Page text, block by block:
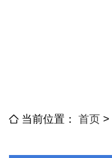
当前位置： 首页 >